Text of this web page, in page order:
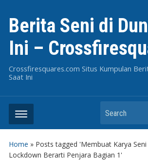
Berita Seni di
Ini –
Crossfiresquares.com Situs Kumpulan
Saat Ini
Search
Home » Posts tagged 'Membuat Karya
Lockdown Berarti Penjara Bagian 1'